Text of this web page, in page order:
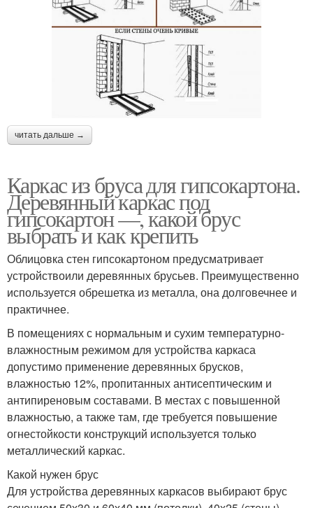
читать дальше →
Каркас из бруса для гипсокартона.
Деревянный каркас под
гипсокартон —, какой брус
выбрать и как крепить
Облицовка стен гипсокартоном предусматривает
устройствоили деревянных брусьев. Преимущественно
используется обрешетка из металла, она долговечнее и
практичнее.
В помещениях с нормальным и сухим температурно-
влажностным режимом для устройства каркаса
допустимо применение деревянных брусков,
влажностью 12%, пропитанных антисептическим и
антипиреновым составами. В местах с повышенной
влажностью, а также там, где требуется повышение
огнестойкости конструкций используется только
металлический каркас.
Какой нужен брус
Для устройства деревянных каркасов выбирают брус